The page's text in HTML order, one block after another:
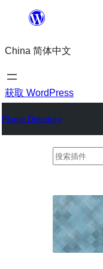
内
容
China 简体中文
获取 WordPress
Plugin Directory
搜
件